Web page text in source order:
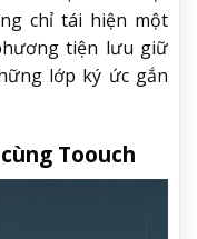
chỉ tái hiện một
tiện lưu giữ
lớp ký ức gắn
Toouch